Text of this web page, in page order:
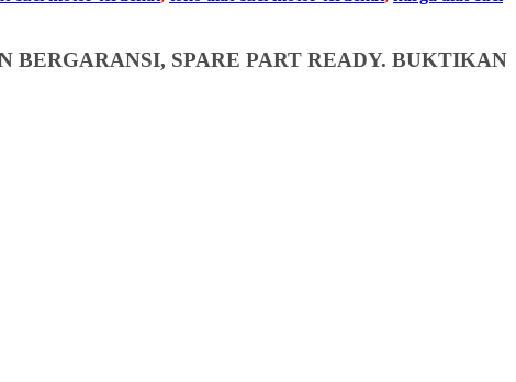
SPARE PART READY. BUKTIKAN